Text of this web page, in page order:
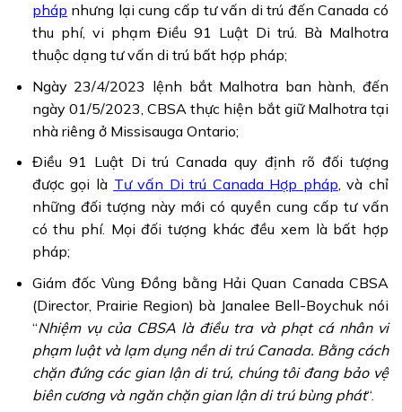
pháp nhưng lại cung cấp tư vấn di trú đến Canada có
thu phí, vi phạm Điều 91 Luật Di trú. Bà Malhotra
thuộc dạng tư vấn di trú bất hợp pháp;
Ngày 23/4/2023 lệnh bắt Malhotra ban hành, đến
ngày 01/5/2023, CBSA thực hiện bắt giữ Malhotra tại
nhà riêng ở Missisauga Ontario;
Điều 91 Luật Di trú Canada quy định rõ đối tượng
được gọi là Tư vấn Di trú Canada Hợp pháp, và chỉ
những đối tượng này mới có quyền cung cấp tư vấn
có thu phí. Mọi đối tượng khác đều xem là bất hợp
pháp;
Giám đốc Vùng Đồng bằng Hải Quan Canada CBSA
(Director, Prairie Region) bà Janalee Bell-Boychuk nói
“Nhiệm vụ của CBSA là điều tra và phạt cá nhân vi
phạm luật và lạm dụng nền di trú Canada. Bằng cách
chặn đứng các gian lận di trú, chúng tôi đang bảo vệ
biên cương và ngăn chặn gian lận di trú bùng phát“.